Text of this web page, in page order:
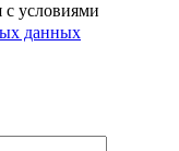
с условиями
данных